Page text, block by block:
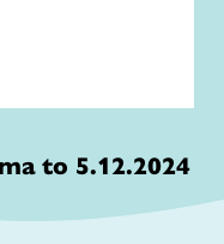
to 5.12.2024